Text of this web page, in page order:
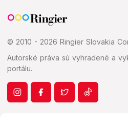
© 2010 - 2026 Ringier Slovakia
Autorské práva sú vyhradené a
portálu.